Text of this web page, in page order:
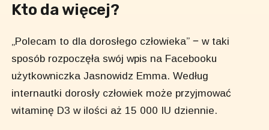
Kto da więcej?
„Polecam to dla dorosłego człowieka” ‒ w taki
sposób rozpoczęła swój wpis na Facebooku
użytkowniczka Jasnowidz Emma. Według
internautki dorosły człowiek może przyjmować
witaminę D3 w ilości aż 15 000 IU dziennie.